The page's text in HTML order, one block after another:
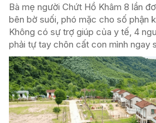
Bà mẹ người Chứt Hồ Khâm 8 lần
bên bờ suối, phó mặc cho số phận
Không có sự trợ giúp của y tế, 4
phải tự tay chôn cất con mình ngay